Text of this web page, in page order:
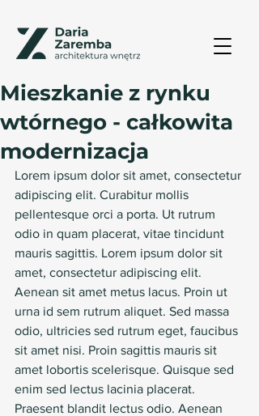
Mieszkanie z rynku
wtórnego - całkowita
modernizacja
Lorem ipsum dolor sit amet, consectetur
adipiscing elit. Curabitur mollis
pellentesque orci a porta. Ut rutrum
odio in quam placerat, vitae tincidunt
mauris sagittis. Lorem ipsum dolor sit
amet, consectetur adipiscing elit.
Aenean sit amet metus lacus. Proin ut
urna id sem rutrum aliquet. Sed massa
odio, ultricies sed rutrum eget, faucibus
sit amet nisi. Proin sagittis mauris sit
amet lobortis scelerisque. Quisque sed
enim sed lectus lacinia placerat.
Praesent blandit lectus odio. Aenean